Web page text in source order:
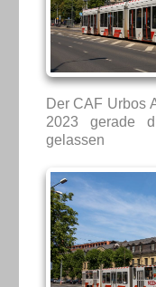
Der CAF Urbos
2023 gerade
gelassen